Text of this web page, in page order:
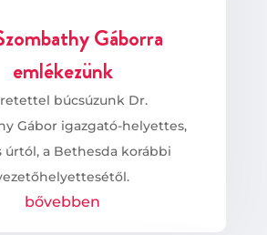
Gáborra
emlékezünk
búcsúzunk Dr.
Gábor igazgató-helyettes,
úrtól, a Bethesda korábbi
bővebben